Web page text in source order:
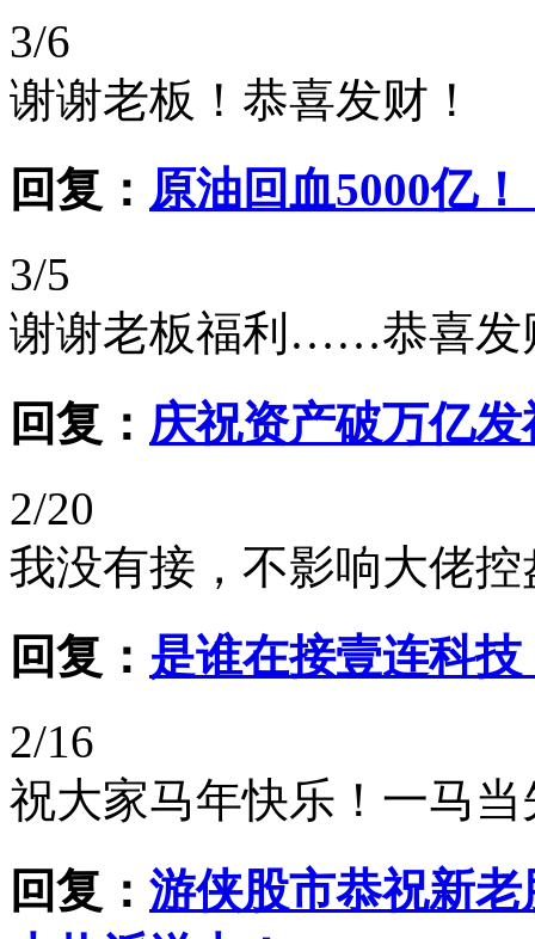
3/6
谢谢老板！恭喜发财！
回复： 原油回血5000亿
3/5
谢谢老板福利……恭喜发
回复： 庆祝资产破万亿
2/20
我没有接，不影响大佬
回复： 是谁在接壹连科
2/16
祝大家马年快乐！一马
回复： 游侠股市恭祝新